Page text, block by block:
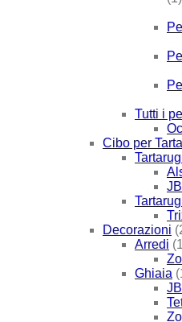
Tutti i
Cibo per
Decorazioni
Arredi
Ghiaia